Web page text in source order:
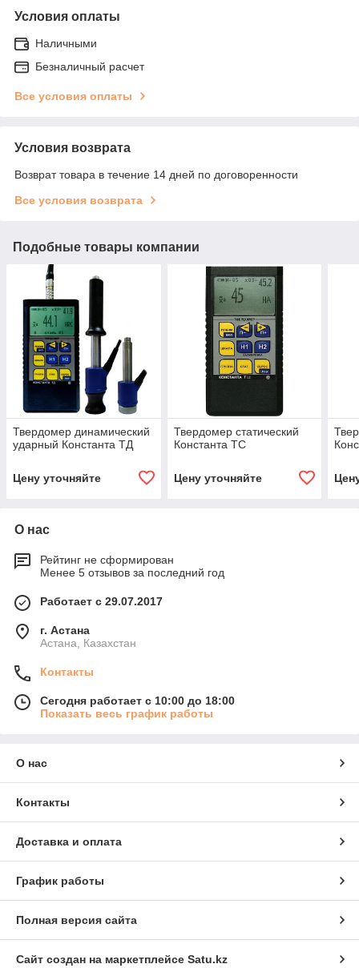
Условия оплаты
Наличными
Безналичный расчет
Все условия оплаты
Условия возврата
Возврат товара в течение 14 дней по договоренности
Все условия возврата
Подобные товары компании
Твердомер динамический
ударный Константа ТД
Цену уточняйте
Твердомер статический
Константа ТС
Цену уточняйте
О нас
Рейтинг не сформирован
Менее 5 отзывов за последний год
Работает с 29.07.2017
г. Астана
Астана, Казахстан
Контакты
Сегодня работает с 10:00 до 18:00
Показать весь график работы
О нас
Контакты
Доставка и оплата
График работы
Полная версия сайта
Сайт создан на маркетплейсе Satu.kz